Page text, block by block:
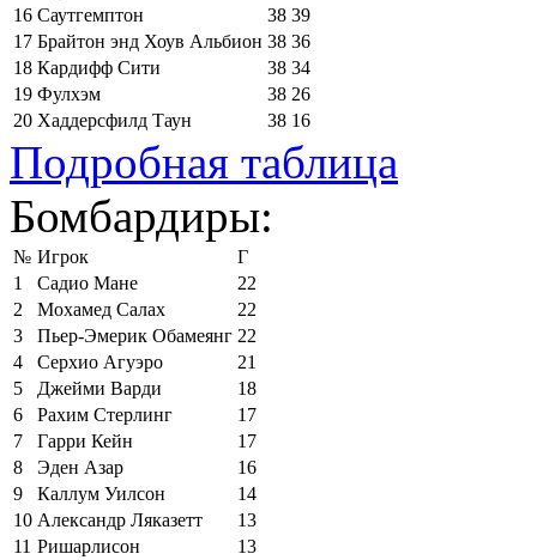
16 Саутгемптон 38 39
17 Брайтон энд Хоув Альбион 38 36
18 Кардифф Сити 38 34
19 Фулхэм 38 26
20 Хаддерсфилд Таун 38 16
Подробная таблица
Бомбардиры:
№ Игрок
Г
1
Садио Мане
22
2
Мохамед Салах
22
3
Пьер-Эмерик Обамеянг 22
4
Серхио Агуэро
21
5
Джейми Варди
18
6
Рахим Стерлинг
17
7
Гарри Кейн
17
8
Эден Азар
16
9
Каллум Уилсон
14
10 Александр Ляказетт
13
11 Ришарлисон
13